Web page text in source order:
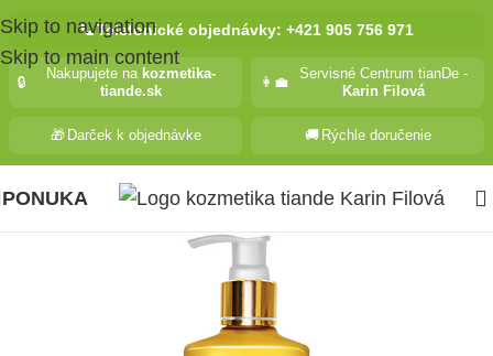
Skip to navigation
Skip to main content
📞Telefonické objednávky: +421 905 756 971
🔒
Nakupujete na kozmetika-
tiande.sk
👩‍💼
Servisné Centrum tianDe -
Karin Filová
🎁 Darček k objednávke 🚚 Rýchle doručenie
PONUKA